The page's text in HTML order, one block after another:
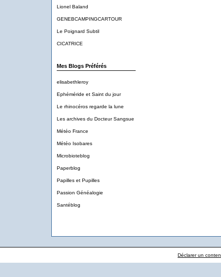
Lionel Baland
GENEBCAMPINGCARTOUR
Le Poignard Subtil
CICATRICE
Mes Blogs Préférés
elisabethleroy
Ephéméride et Saint du jour
Le rhinocéros regarde la lune
Les archives du Docteur Sangsue
Météo France
Météo Isobares
Microbioteblog
Paperblog
Papilles et Pupilles
Passion Généalogie
Santéblog
Déclarer un